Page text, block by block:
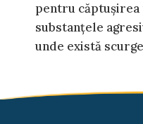
pentru
substanțele
unde există